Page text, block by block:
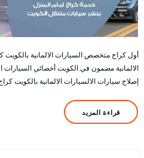
أول كراج متخصص السيارات الالمانية
الالمانية مضمون في الكويت أخصائي
إصلاح سيارات الالسيارات الالمانية بالكويت
قراءة المزيد